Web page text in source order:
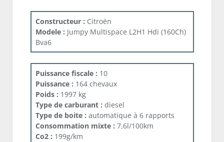
Constructeur : Citroën
Modele : Jumpy Multispace L2H1 Hdi (160Ch)
Bva6
Puissance fiscale : 10
Puissance : 164 chevaux
Poids : 1997 kg
Type de carburant : diesel
Type de boite : automatique à 6 rapports
Consommation mixte : 7,6l/100km
Co2 : 199g/km